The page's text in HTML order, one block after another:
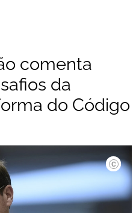
comenta
da
do Código